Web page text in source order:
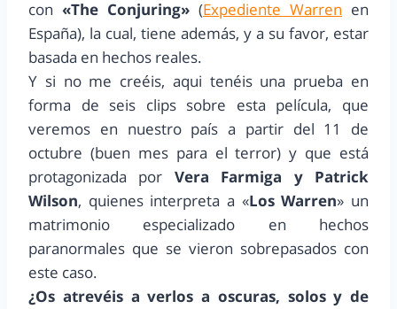
con «The Conjuring» (Expediente Warren en
España), la cual, tiene además, y a su favor, estar
basada en hechos reales.
Y si no me creéis, aqui tenéis una prueba en
forma de seis clips sobre esta película, que
veremos en nuestro país a partir del 11 de
octubre (buen mes para el terror) y que está
protagonizada por Vera Farmiga y Patrick
Wilson, quienes interpreta a «Los Warren» un
matrimonio especializado en hechos
paranormales que se vieron sobrepasados con
este caso.
¿Os atrevéis a verlos a oscuras, solos y de